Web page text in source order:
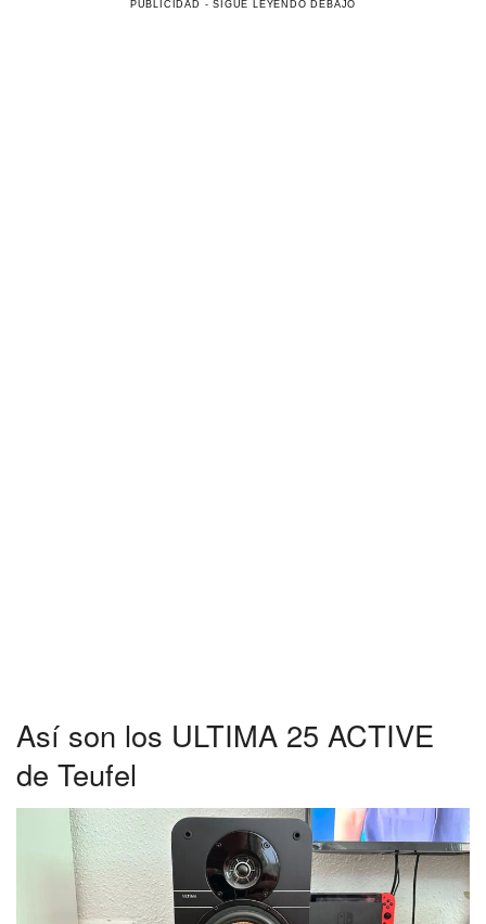
Así son los ULTIMA 25 ACTIVE
de Teufel